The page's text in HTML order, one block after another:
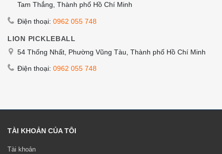
Tam Thắng, Thành phố Hồ Chí Minh
Điện thoại: 0962 055 748
LION PICKLEBALL
54 Thống Nhất, Phường Vũng Tàu, Thành phố Hồ Chí Minh
Điện thoại: 0962 055 748
TÀI KHOẢN CỦA TÔI
Tài khoản